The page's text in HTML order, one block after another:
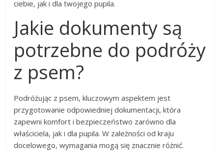
ciebie, jak i dla twojego pupila.
Jakie dokumenty są
potrzebne do podróży
z psem?
Podróżując z psem, kluczowym aspektem jest
przygotowanie odpowiedniej dokumentacji, która
zapewni komfort i bezpieczeństwo zarówno dla
właściciela, jak i dla pupila. W zależności od kraju
docelowego, wymagania mogą się znacznie różnić.